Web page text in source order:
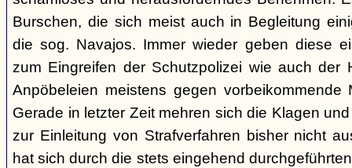
Burschen, die sich meist auch in Begleitung
die sog. Navajos. Immer wieder geben diese
zum Eingreifen der Schutzpolizei wie auch der
Anpöbeleien meistens gegen vorbeikommende
Gerade in letzter Zeit mehren sich die Klagen
zur Einleitung von Strafverfahren bisher nicht
hat sich durch die stets eingehend